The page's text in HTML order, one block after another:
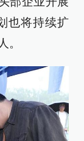
也将持续扩
。